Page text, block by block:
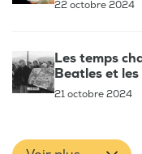
22 octobre 2024
Les temps
Beatles et les
21 octobre 2024